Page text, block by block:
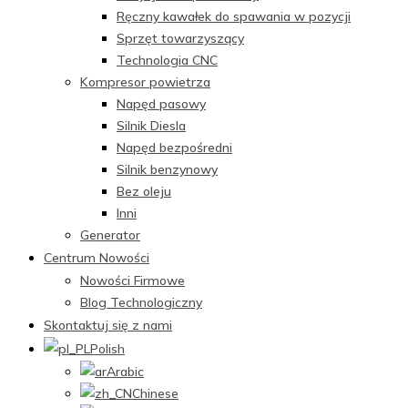
Ręczny kawałek do spawania w pozycji
Sprzęt towarzyszący
Technologia CNC
Kompresor powietrza
Napęd pasowy
Silnik Diesla
Napęd bezpośredni
Silnik benzynowy
Bez oleju
Inni
Generator
Centrum Nowości
Nowości Firmowe
Blog Technologiczny
Skontaktuj się z nami
Polish
Arabic
Chinese